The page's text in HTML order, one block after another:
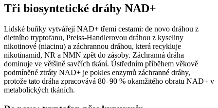
Tři biosyntetické dráhy NAD+
Lidské buňky vytvářejí NAD+ třemi cestami: de novo dráhou z
dietního tryptofanu, Preiss-Handlerovou dráhou z kyseliny
nikotinové (niacinu) a záchrannou dráhou, která recykluje
nikotinamid, NR a NMN zpět do zásoby. Záchranná dráha
dominuje ve většině savčích tkání. Ústředním příběhem věkově
podmíněné ztráty NAD+ je pokles enzymů záchranné dráhy,
protože tato dráha zpracovává 80–90 % okamžitého obratu NAD+ v
metabolických tkáních.